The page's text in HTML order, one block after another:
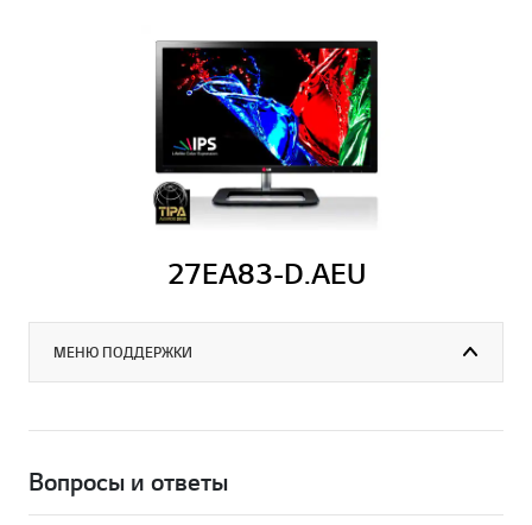
27EA83-D.AEU
МЕНЮ ПОДДЕРЖКИ
Вопросы и ответы